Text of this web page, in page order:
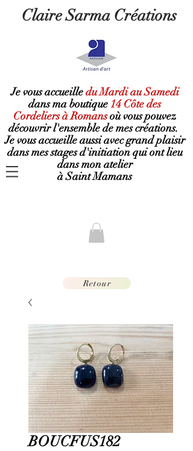
Claire Sarma Créations
Je vous accueilledu Mardi au Samedi
dans ma boutique14 Côte des
Cordeliers à Romansoùvous pouvez
découvrir l'ensemble de mes créations.
Je vous accueille aussi avec grand plaisir
dans mes stages d'initiation qui ont lieu
dans mon atelier
à Saint Mamans
Retour
BOUCFUS182